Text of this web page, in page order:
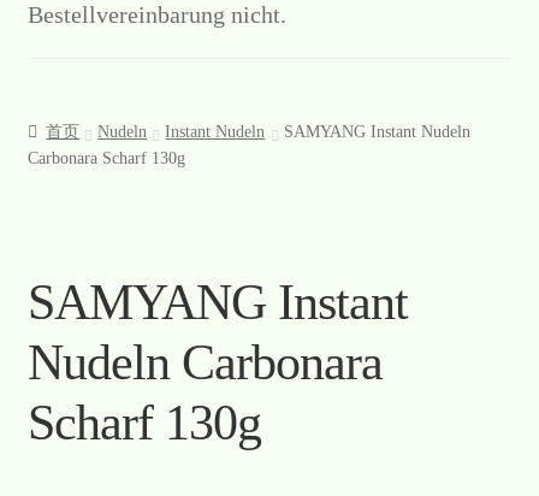
Bestellvereinbarung nicht.
首页 Nudeln Instant Nudeln
SAMYANG Instant Nudeln
Carbonara Scharf 130g
SAMYANG Instant
Nudeln Carbonara
Scharf 130g